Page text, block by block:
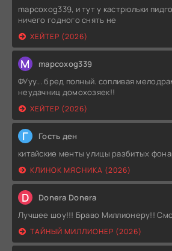
mapcoxog339, и тут у кастрюльки
ничего годного снять не
ХЕЙТЕР (2026)
M mapcoxog339
ФУуу... бред полный. сопливая
неудачниц домохозяек!!
ХЕЙТЕР (2026)
Г Гость ден
китайские менты улицы разбитых
КЛИНОК МЯСНИКА (2026)
D Donera Donera
Лучшее шоу!!! Браво Миллионеру!!
ТАЙНЫЙ МИЛЛИОНЕР (2026)